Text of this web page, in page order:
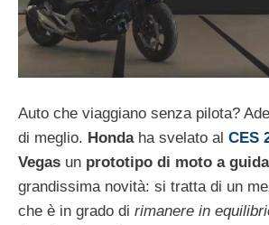
Auto che viaggiano senza pilota?
di meglio. Hondaha svelato al CES
Vegas un prototipo di moto a
grandissima novità: si tratta di un
che è in grado di rimanere in